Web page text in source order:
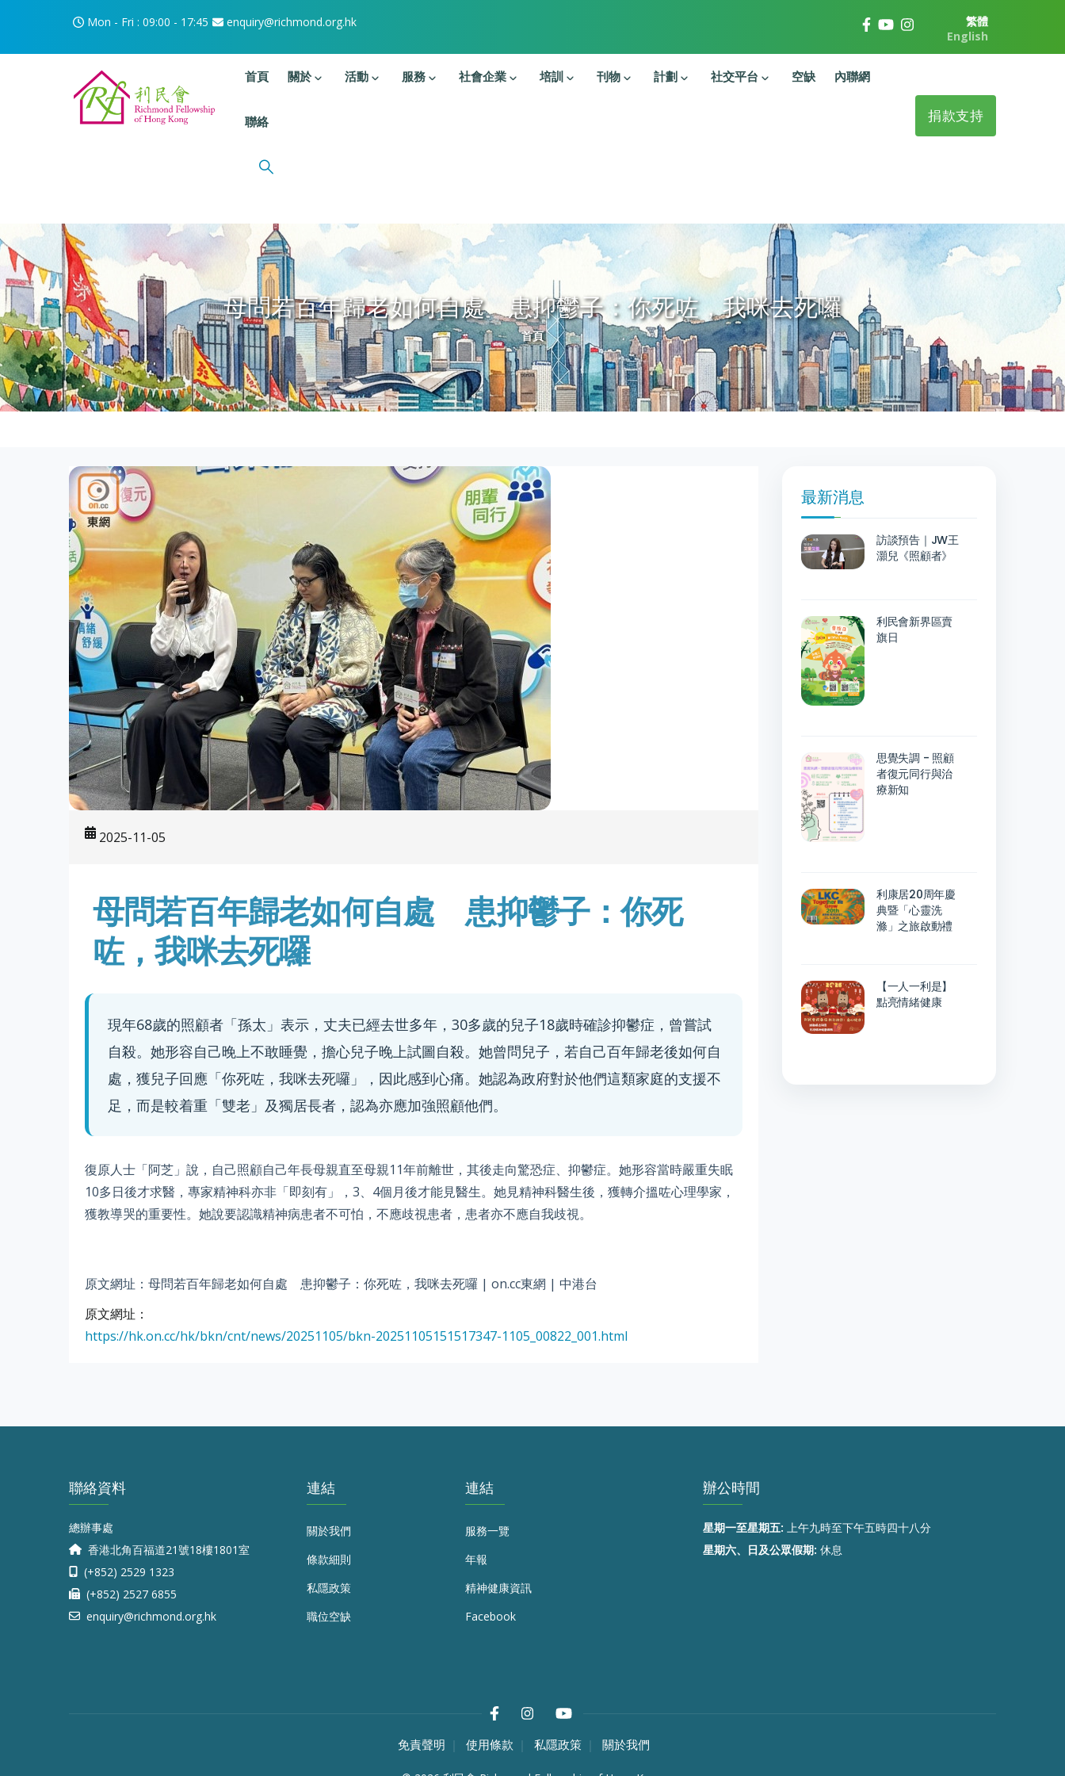
Mon - Fri : 09:00 - 17:45 enquiry@richmond.org.hk
繁體
English
主選單
首頁 關於 活動 服務 社會企業 培訓 刊物 計劃 社交平台 空缺 內聯網
聯絡 捐款支持
母問若百年歸老如何自處 患抑鬱子：你死咗，我咪去死囉
導航連結
首頁
2025-11-05
母問若百年歸老如何自處 患抑鬱子：你死
咗，我咪去死囉
現年68歲的照顧者「孫太」表示，丈夫已經去世多年，30多歲的兒子18歲時確診抑鬱症，曾嘗試
自殺。她形容自己晚上不敢睡覺，擔心兒子晚上試圖自殺。她曾問兒子，若自己百年歸老後如何自
處，獲兒子回應「你死咗，我咪去死囉」，因此感到心痛。她認為政府對於他們這類家庭的支援不
足，而是較着重「雙老」及獨居長者，認為亦應加強照顧他們。
復原人士「阿芝」說，自己照顧自己年長母親直至母親11年前離世，其後走向驚恐症、抑鬱症。她形容當時嚴重失眠
10多日後才求醫，專家精神科亦非「即刻有」，3、4個月後才能見醫生。她見精神科醫生後，獲轉介搵咗心理學家，
獲教導哭的重要性。她說要認識精神病患者不可怕，不應歧視患者，患者亦不應自我歧視。
原文網址：母問若百年歸老如何自處 患抑鬱子：你死咗，我咪去死囉 | on.cc東網 | 中港台
原文網址：
https://hk.on.cc/hk/bkn/cnt/news/20251105/bkn-20251105151517347-1105_00822_001.html
最新消息
訪談預告｜JW王
灝兒《照顧者》
利民會新界區賣
旗日
思覺失調 - 照顧
者復元同行與治
療新知
利康居20周年慶
典暨「心靈洗
滌」之旅啟動禮
【一人一利是】
點亮情緒健康
聯絡資料
總辦事處
香港北角百福道21號18樓1801室
(+852) 2529 1323
(+852) 2527 6855
enquiry@richmond.org.hk
連結
關於我們
條款細則
私隱政策
職位空缺
連結
服務一覽
年報
精神健康資訊
Facebook
辦公時間
星期一至星期五: 上午九時至下午五時四十八分
星期六、日及公眾假期: 休息
免責聲明 使用條款 私隱政策 關於我們